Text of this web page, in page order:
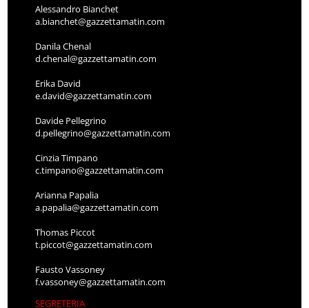
Alessandro Bianchet
a.bianchet@gazzettamatin.com
Danila Chenal
d.chenal@gazzettamatin.com
Erika David
e.david@gazzettamatin.com
Davide Pellegrino
d.pellegrino@gazzettamatin.com
Cinzia Timpano
c.timpano@gazzettamatin.com
Arianna Papalia
a.papalia@gazzettamatin.com
Thomas Piccot
t.piccot@gazzettamatin.com
Fausto Vassoney
f.vassoney@gazzettamatin.com
SEGRETERIA